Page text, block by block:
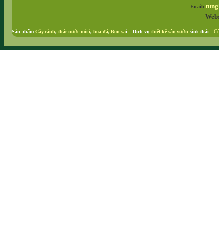
Email:
Sản phẩm Cây cảnh, thác nước mini, hoa đá, Bon sai - Dịch vụ thiết kế sân vườn sinh thái -